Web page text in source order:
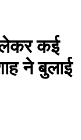
लेकर कई
ने बुलाई